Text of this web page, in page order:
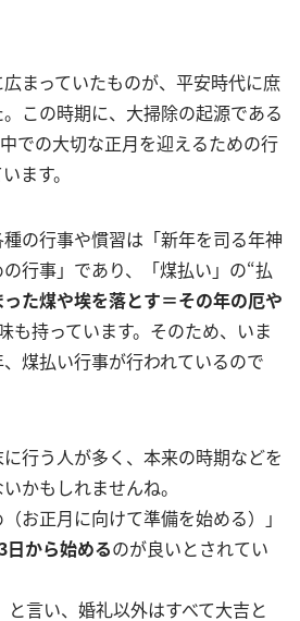
まっていたものが、平安時代に庶
この時期に、大掃除の起源である
での大切な正月を迎えるための行
ます。
の行事や慣習は「新年を司る年神
行事」であり、「煤払い」の“払
た煤や埃を落とす＝その年の厄や
も持っています。そのため、いま
煤払い行事が行われているので
行う人が多く、本来の時期などを
かもしれませんね。
お正月に向けて準備を始める）」
日から始めるのが良いとされてい
言い、婚礼以外はすべて大吉と